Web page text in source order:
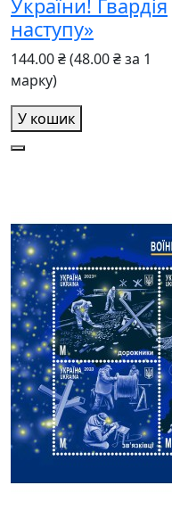
України! Гвардія
наступу»
144.00 ₴(48.00 ₴ за 1
марку)
У кошик